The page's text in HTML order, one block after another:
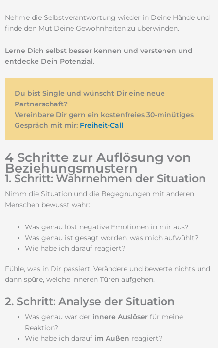
Nehme die Selbstverantwortung wieder in Deine Hände und
finde den Mut Deine Gewohnheiten zu überwinden.
Lerne Dich selbst besser kennen und verstehen und
entdecke Dein Potenzial.
Du bist Single und wünscht Dir eine neue
Partnerschaft?
Vereinbare Dir gern ein kostenfreies 30-minütiges
Gespräch mit mir: Freiheit-Call
4 Schritte zur Auflösung von
Beziehungsmustern
1. Schritt: Wahrnehmen der Situation
Nimm die Situation und die Begegnungen mit anderen
Menschen bewusst wahr:
Was genau löst negative Emotionen in mir aus?
Was genau ist gesagt worden, was mich aufwühlt?
Wie habe ich darauf reagiert?
Fühle, was in Dir passiert. Verändere und bewerte nichts und
dann spüre, welche inneren Türen aufgehen.
2. Schritt: Analyse der Situation
Was genau war der innere Auslöser für meine
Reaktion?
Wie habe ich darauf im Außen reagiert?